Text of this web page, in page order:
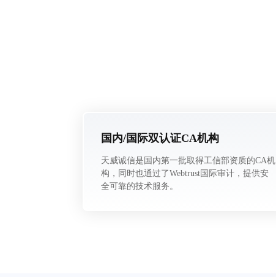
国内/国际双认证CA机构
天威诚信是国内第一批取得工信部资质的CA机
构，同时也通过了Webtrust国际审计，提供安
全可靠的技术服务。